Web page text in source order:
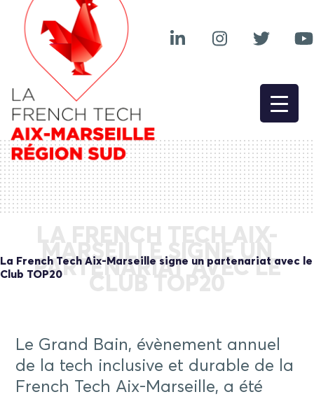
LA FRENCH TECH AIX-
MARSEILLE SIGNE UN
PARTENARIAT AVEC LE
CLUB TOP20
La French Tech Aix-Marseille signe un partenariat avec le
Club TOP20
Le Grand Bain, évènement annuel
de la tech inclusive et durable de la
French Tech Aix-Marseille, a été